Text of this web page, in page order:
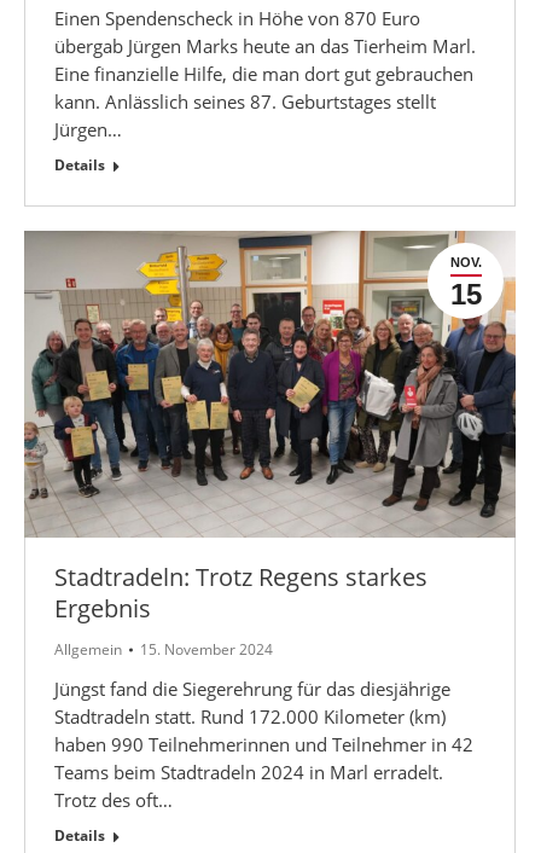
Einen Spendenscheck in Höhe von 870 Euro
übergab Jürgen Marks heute an das Tierheim Marl.
Eine finanzielle Hilfe, die man dort gut gebrauchen
kann. Anlässlich seines 87. Geburtstages stellt
Jürgen…
Details
NOV.
15
Stadtradeln: Trotz Regens starkes
Ergebnis
Allgemein 15. November 2024
Jüngst fand die Siegerehrung für das diesjährige
Stadtradeln statt. Rund 172.000 Kilometer (km)
haben 990 Teilnehmerinnen und Teilnehmer in 42
Teams beim Stadtradeln 2024 in Marl erradelt.
Trotz des oft…
Details